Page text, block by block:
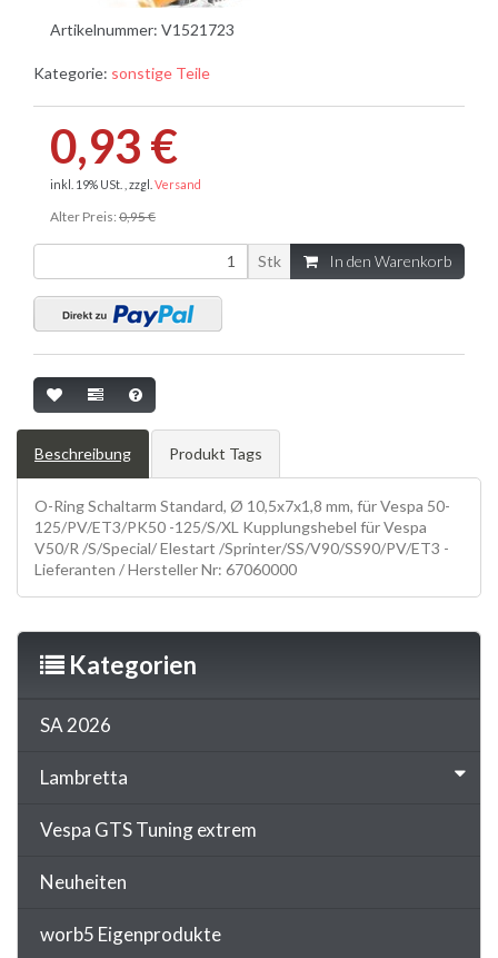
Artikelnummer: V1521723
Kategorie: sonstige Teile
0,93 €
inkl. 19% USt. , zzgl. Versand
Alter Preis: 0,95 €
Stk In den Warenkorb
Beschreibung Produkt Tags
O-Ring Schaltarm Standard, Ø 10,5x7x1,8 mm, für Vespa 50-
125/PV/ET3/PK50 -125/S/XL Kupplungshebel für Vespa
V50/R /S/Special/ Elestart /Sprinter/SS/V90/SS90/PV/ET3 -
Lieferanten / Hersteller Nr: 67060000
Kategorien
SA 2026
Lambretta
Vespa GTS Tuning extrem
Neuheiten
worb5 Eigenprodukte